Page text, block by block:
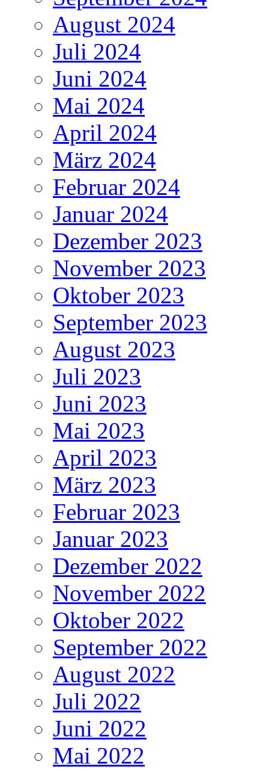
August 2024
Juli 2024
Juni 2024
Mai 2024
April 2024
März 2024
Februar 2024
Januar 2024
Dezember 2023
November 2023
Oktober 2023
September 2023
August 2023
Juli 2023
Juni 2023
Mai 2023
April 2023
März 2023
Februar 2023
Januar 2023
Dezember 2022
November 2022
Oktober 2022
September 2022
August 2022
Juli 2022
Juni 2022
Mai 2022